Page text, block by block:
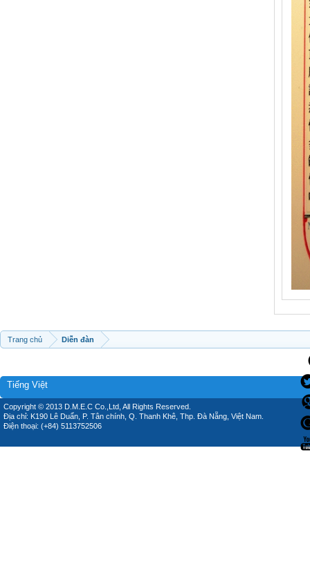
Trang chủ Diễn đàn
Tiếng Việt
Copyright © 2013 D.M.E.C Co.,Ltd, All Rights Reserved.
Địa chỉ: K190 Lê Duẩn, P. Tân chính, Q. Thanh Khê, Thp. Đà Nẵng, Việt Nam.
Điện thoại: (+84) 5113752506